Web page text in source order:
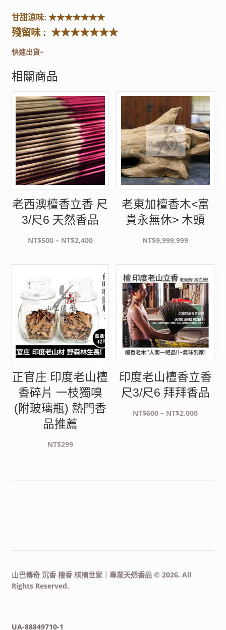
甘甜涼味: ★★★★★★★
殘留味 : ★★★★★★★
快速出貨~
相關商品
老西澳檀香立香 尺
3/尺6 天然香品
NT$500 – NT$2,400價
圍：
NT$500
到
NT$2,400
老東加檀香木<富
貴永無休> 木頭
NT$9,999,999
正官庄 印度老山檀
香碎片 一枝獨嗅
(附玻璃瓶) 熱門香
品推薦
NT$299
印度老山檀香立香
尺3/尺6 拜拜香品
NT$600 – NT$2,000價
山巴傳奇 沉香 檀香 棋楠世家｜專業天然香品 © 2026. All
Rights Reserved.
UA-88849710-1